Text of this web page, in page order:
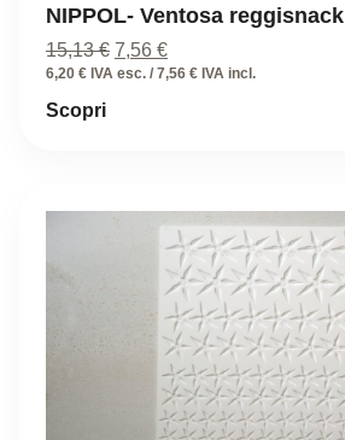
NIPPOL- Ventosa reggisnack
15,13€ Il
prezzo
7,56 €Il
prezzo
6,20 € IVA esc. / 7,56 € IVA incl.
Scopri